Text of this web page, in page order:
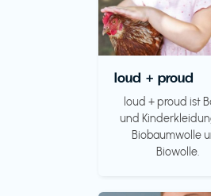
loud + proud
loud + proud ist
und
Biobaumwolle
Biowolle.